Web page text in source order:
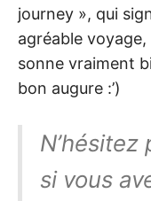
journey », qui
agréable
sonne vraiment
bon augure :’)
si vous